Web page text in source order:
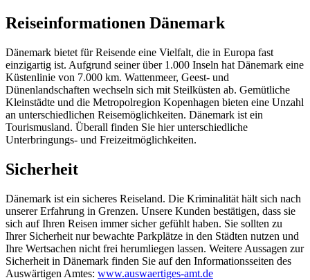
Reiseinformationen Dänemark
Dänemark bietet für Reisende eine Vielfalt, die in Europa fast
einzigartig ist. Aufgrund seiner über 1.000 Inseln hat Dänemark eine
Küstenlinie von 7.000 km. Wattenmeer, Geest- und
Dünenlandschaften wechseln sich mit Steilküsten ab. Gemütliche
Kleinstädte und die Metropolregion Kopenhagen bieten eine Unzahl
an unterschiedlichen Reisemöglichkeiten. Dänemark ist ein
Tourismusland. Überall finden Sie hier unterschiedliche
Unterbringungs- und Freizeitmöglichkeiten.
Sicherheit
Dänemark ist ein sicheres Reiseland. Die Kriminalität hält sich nach
unserer Erfahrung in Grenzen. Unsere Kunden bestätigen, dass sie
sich auf Ihren Reisen immer sicher gefühlt haben. Sie sollten zu
Ihrer Sicherheit nur bewachte Parkplätze in den Städten nutzen und
Ihre Wertsachen nicht frei herumliegen lassen. Weitere Aussagen zur
Sicherheit in Dänemark finden Sie auf den Informationsseiten des
Auswärtigen Amtes: www.auswaertiges-amt.de